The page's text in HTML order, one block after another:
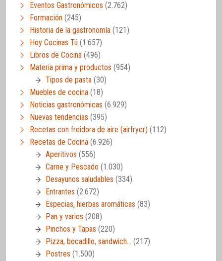
Eventos Gastronómicos (2.762)
Formación (245)
Historia de la gastronomía (121)
Hoy Cocinas Tú (1.657)
Libros de Cocina (496)
Materia prima y productos (954)
Tipos de pasta (30)
Muebles de cocina (18)
Noticias gastronómicas (6.929)
Nuevas tendencias (395)
Recetas con freidora de aire (airfryer) (112)
Recetas de Cocina (6.926)
Aperitivos (556)
Carne y Pescado (1.030)
Desayunos saludables (334)
Entrantes (2.672)
Especias, hierbas aromáticas (83)
Pan y varios (208)
Pinchos y Tapas (220)
Pizza, bocadillo, sandwich… (217)
Postres (1.500)